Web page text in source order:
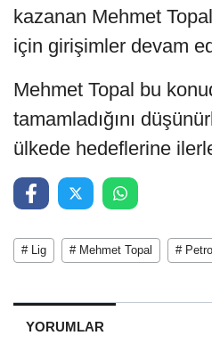
kazanan Mehmet
için girişimler devam
Mehmet Topal bu
tamamladığını
ülkede hedeflerine
# Lig # Mehmet Topal #
YORUMLAR